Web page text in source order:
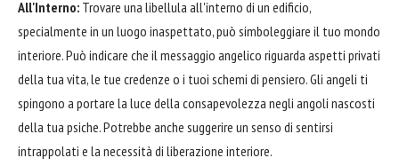
All'Interno: Trovare una libellula all'interno di un edificio,
specialmente in un luogo inaspettato, può simboleggiare il tuo mondo
interiore. Può indicare che il messaggio angelico riguarda aspetti privati
della tua vita, le tue credenze o i tuoi schemi di pensiero. Gli angeli ti
spingono a portare la luce della consapevolezza negli angoli nascosti
della tua psiche. Potrebbe anche suggerire un senso di sentirsi
intrappolati e la necessità di liberazione interiore.